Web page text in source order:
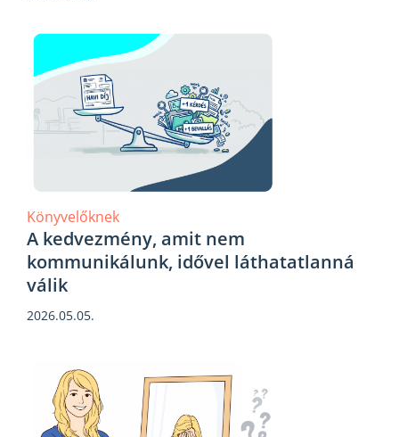
Könyvelőknek
A kedvezmény, amit nem
kommunikálunk, idővel láthatatlanná
válik
2026.05.05.